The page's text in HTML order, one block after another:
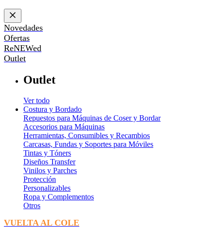
Novedades
Ofertas
ReNEWed
Outlet
Outlet
Ver todo
Costura y Bordado
Repuestos para Máquinas de Coser y Bordar
Accesorios para Máquinas
Herramientas, Consumibles y Recambios
Carcasas, Fundas y Soportes para Móviles
Tintas y Tóners
Diseños Transfer
Vinilos y Parches
Protección
Personalizables
Ropa y Complementos
Otros
VUELTA AL COLE